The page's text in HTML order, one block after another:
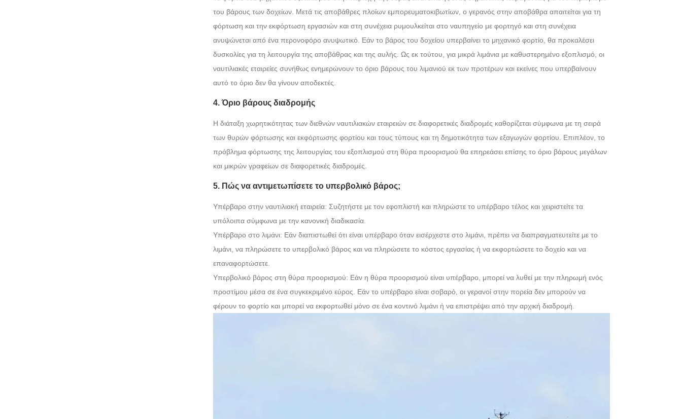
του βάρους των δοχείων. Μετά τις αποβάθρες πλοίων εμπορευματοκιβωτίων, ο γερανός στην αποβάθρα απαιτείται για τη
φόρτωση και την εκφόρτωση εργασιών και στη συνέχεια ρυμουλκείται στο ναυπηγείο με φορτηγό και στη συνέχεια
ανυψώνεται από ένα περονοφόρο ανυψωτικό. Εάν το βάρος του δοχείου υπερβαίνει το μηχανικό φορτίο, θα προκαλέσει
δυσκολίες για τη λειτουργία της αποβάθρας και της αυλής. Ως εκ τούτου, για μικρά λιμάνια με καθυστερημένο εξοπλισμό, οι
ναυτιλιακές εταιρείες συνήθως ενημερώνουν το όριο βάρους του λιμανιού εκ των προτέρων και εκείνες που υπερβαίνουν
αυτό το όριο δεν θα γίνουν αποδεκτές.
4. Όριο βάρους διαδρομής
Η διάταξη χωρητικότητας των διεθνών ναυτιλιακών εταιρειών σε διαφορετικές διαδρομές καθορίζεται σύμφωνα με τη σειρά
των θυρών φόρτωσης και εκφόρτωσης φορτίου και τους τύπους και τη δημοτικότητα των εξαγωγών φορτίου. Επιπλέον, το
πρόβλημα φόρτωσης της λειτουργίας του εξοπλισμού στη θύρα προορισμού θα επηρεάσει επίσης το όριο βάρους μεγάλων
και μικρών γραφείων σε διαφορετικές διαδρομές.
5. Πώς να αντιμετωπίσετε το υπερβολικό βάρος;
Υπέρβαρο στην ναυτιλιακή εταιρεία: Συζητήστε με τον εφοπλιστή και πληρώστε το υπέρβαρο τέλος και χειριστείτε τα
υπόλοιπα σύμφωνα με την κανονική διαδικασία.
Υπέρβαρο στο λιμάνι: Εάν διαπιστωθεί ότι είναι υπέρβαρο όταν εισέρχεστε στο λιμάνι, πρέπει να διαπραγματευτείτε με το
λιμάνι, να πληρώσετε το υπερβολικό βάρος και να πληρώσετε το κόστος εργασίας ή να εκφορτώσετε το δοχείο και να
επαναφορτώσετε.
Υπερβολικό βάρος στη θύρα προορισμού: Εάν η θύρα προορισμού είναι υπέρβαρο, μπορεί να λυθεί με την πληρωμή ενός
προστίμου μέσα σε ένα συγκεκριμένο εύρος. Εάν το υπέρβαρο είναι σοβαρό, οι γερανοί στην πορεία δεν μπορούν να
φέρουν το φορτίο και μπορεί να εκφορτωθεί μόνο σε ένα κοντινό λιμάνι ή να επιστρέψει από την αρχική διαδρομή.